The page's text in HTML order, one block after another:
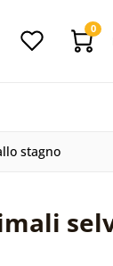
0
stagno